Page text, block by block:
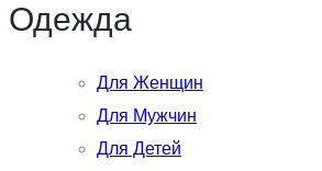
Одежда
Для Женщин
Для Мужчин
Для Детей